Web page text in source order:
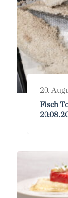
20.
Fisch